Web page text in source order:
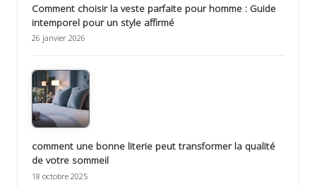
Comment choisir la veste parfaite pour homme : Guide
intemporel pour un style affirmé
26 janvier 2026
comment une bonne literie peut transformer la qualité
de votre sommeil
18 octobre 2025